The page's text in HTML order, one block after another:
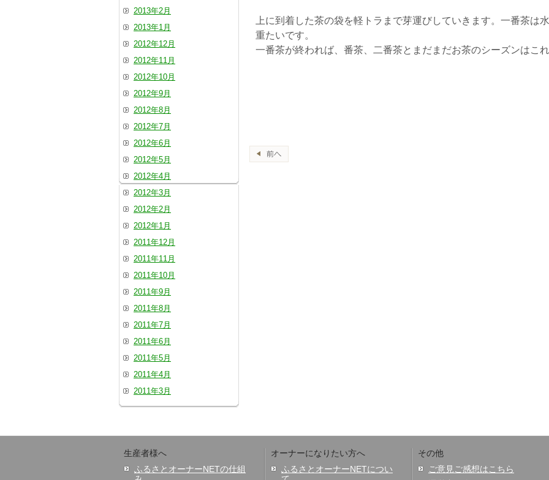
上に到着した茶の袋を軽トラまで芽運びしていきます。一番茶は
重たいです。
一番茶が終われば、番茶、二番茶とまだまだお茶のシーズンはこ
2013年2月
2013年1月
2012年12月
2012年11月
2012年10月
2012年9月
2012年8月
2012年7月
2012年6月
2012年5月
2012年4月
2012年3月
2012年2月
2012年1月
2011年12月
2011年11月
2011年10月
2011年9月
2011年8月
2011年7月
2011年6月
2011年5月
2011年4月
2011年3月
生産者様へ
ふるさとオーナーNETの仕組
オーナーになりたい方へ
ふるさとオーナーNETについ
その他
ご意見ご感想はこちら